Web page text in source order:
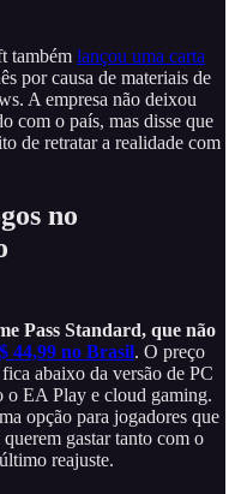
também lançou uma carta
por causa de materiais de
A empresa não deixou
com o país, mas disse que
de retratar a realidade com
no
Pass Standard, que não
44,99 no Brasil. O preço
abaixo da versão de PC
o EA Play e cloud gaming.
opção para jogadores que
gastar tanto com o
reajuste.